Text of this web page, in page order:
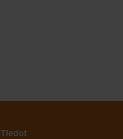
Tiedot